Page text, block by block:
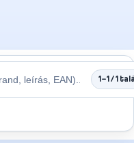
1–1 / 1